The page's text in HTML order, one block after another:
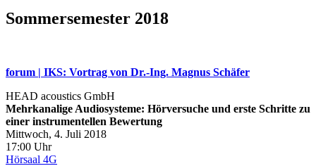
Sommersemester 2018
forum | IKS: Vortrag von Dr.‐Ing. Magnus Schäfer
HEAD acoustics GmbH
Mehrkanalige Audiosysteme: Hörversuche und erste Schritte zu
einer instrumentellen Bewertung
Mittwoch, 4. Juli 2018
17:00 Uhr
Hörsaal 4G